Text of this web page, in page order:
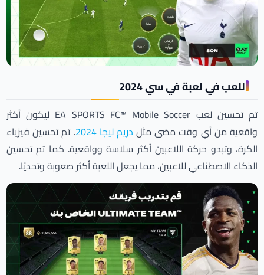
اللعب في لعبة في سي 2024
تم تحسين لعب EA SPORTS FC™ Mobile Soccer ليكون أكثر
واقعية من أي وقت مضى مثل دريم ليجا 2024
. تم تحسين فيزياء
الكرة، وتبدو حركة اللاعبين أكثر سلاسة وواقعية. كما تم تحسين
الذكاء الاصطناعي للاعبين، مما يجعل اللعبة أكثر صعوبة وتحديًا.